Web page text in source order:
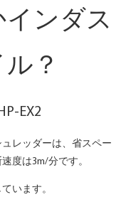
ンダス
？
EX2
レッダーは、省スペー
度は3m/分です。
います。